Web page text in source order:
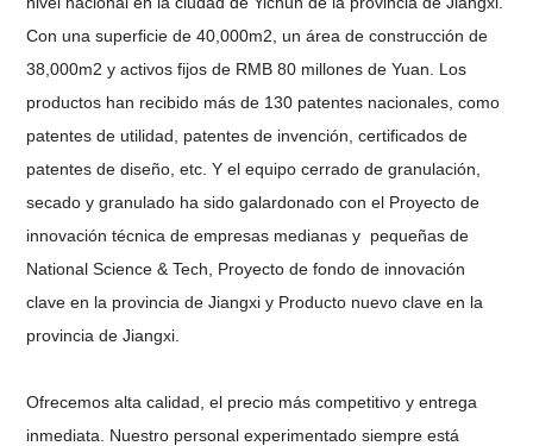
Con una superficie de 40,000m2, un área de construcción de
38,000m2 y activos fijos de RMB 80 millones de Yuan. Los
productos han recibido más de 130 patentes nacionales, como
patentes de utilidad, patentes de invención, certificados de
patentes de diseño, etc. Y el equipocerrado de granulación,
secado y granulado ha sido galardonado conel Proyecto de
innovación técnica deempresas medianasy pequeñas de
National Science & Tech, Proyecto de fondo de innovación
clave en la provincia de Jiangxi y Producto nuevo clave en la
provincia de Jiangxi.
Ofrecemos alta calidad, el precio más competitivo y entrega
inmediata. Nuestro personal experimentado siempre está